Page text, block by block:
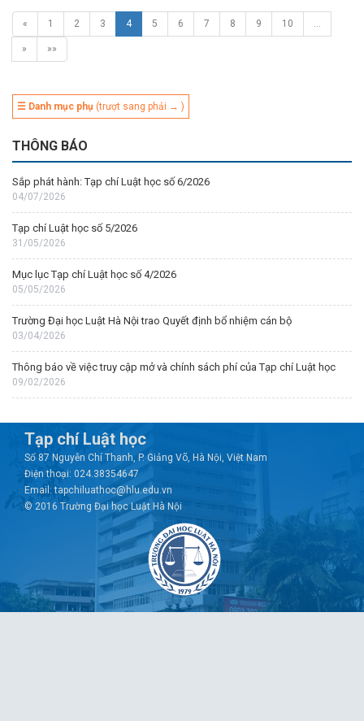
« 1 2 3 4 5 6 7 8 9 10 …
» »»
☰ Danh mục phụ (trượt sang phải → )
THÔNG BÁO
Sắp phát hành: Tạp chí Luật học số 6/2026
04/07/2026
Tạp chí Luật học số 5/2026
31/05/2026
Mục lục Tạp chí Luật học số 4/2026
05/05/2026
Trường Đại học Luật Hà Nội trao Quyết định bổ nhiệm cán bộ
03/04/2026
Thông báo về việc truy cập mở và chính sách phí của Tạp chí Luật học
09/02/2026
Tạp chí Luật học
Số 87 Nguyễn Chí Thanh, P. Giảng Võ, Hà Nội, Việt Nam
Điện thoại: 024.38354647
Email: tapchiluathoc@hlu.edu.vn
© 2016 Trường Đại học Luật Hà Nội